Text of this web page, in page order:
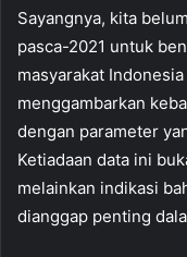
Sayangnya, kita
pasca-2021 untuk
masyarakat
menggambarkan
dengan parameter
Ketiadaan data ini
melainkan indikasi
dianggap penting